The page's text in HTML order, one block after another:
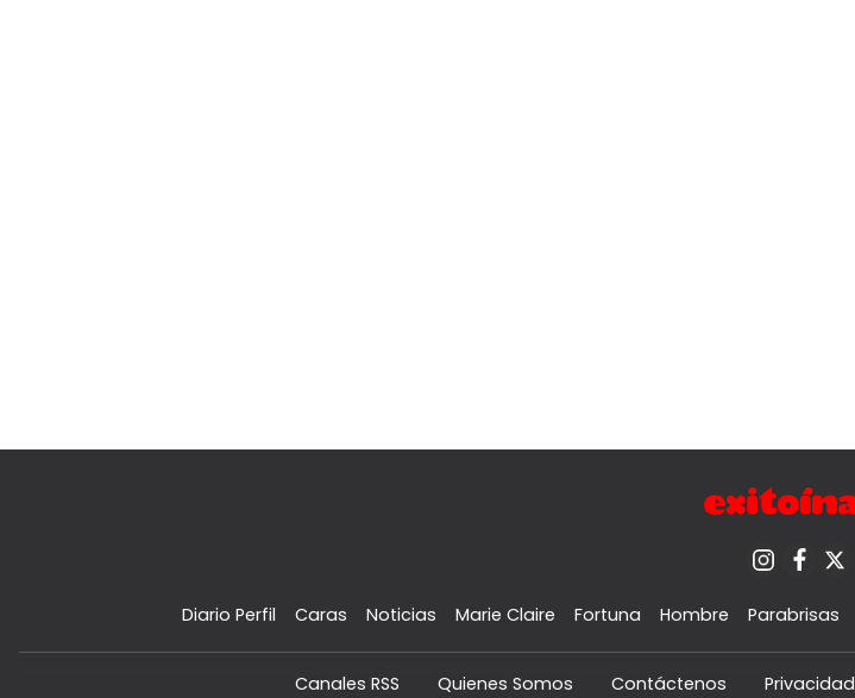
Diario Perfil Caras Noticias Marie Claire Fortuna Hombre Parabrisas
Canales RSS Quienes Somos Contáctenos Privacidad